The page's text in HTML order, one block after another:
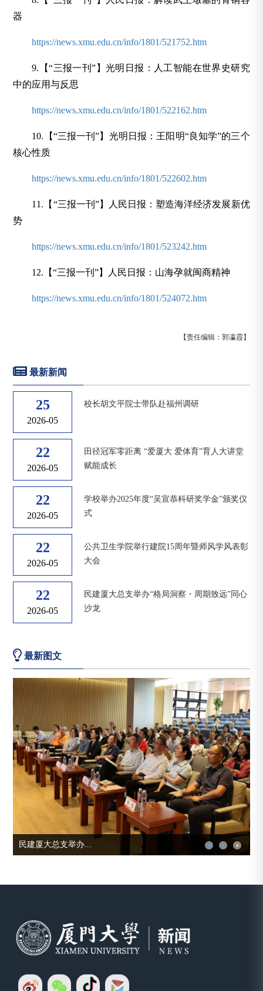
器
https://news.xmu.edu.cn/info/1801/521752.htm
9.【“三报一刊”】光明日报：人工智能在世界史研究
中的应用与反思
https://news.xmu.edu.cn/info/1801/522162.htm
10.【“三报一刊”】光明日报：王阳明“良知学”的三个
核心性质
https://news.xmu.edu.cn/info/1801/522602.htm
11.【“三报一刊”】人民日报：塑造海洋经济发展新优
势
https://news.xmu.edu.cn/info/1801/523242.htm
12.【“三报一刊”】人民日报：山海孕就闽商精神
https://news.xmu.edu.cn/info/1801/524072.htm
【责任编辑：郭瀛霞】
最新新闻
25
2026-05
校长胡文平院士带队赴福州调研
22
2026-05
田径冠军零距离 “爱厦大 爱体育”育人大讲堂
赋能成长
22
2026-05
学校举办2025年度“吴宣恭科研奖学金”颁奖仪
式
22
2026-05
公共卫生学院举行建院15周年暨师风学风表彰
大会
22
2026-05
民建厦大总支举办“格局洞察・周期致远”同心
沙龙
最新图文
校长胡文平院士带...